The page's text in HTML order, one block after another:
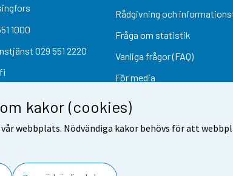
kakor (cookies)
vår webbplats. Nödvändiga kakor behövs för att
1000
029 551 2220
Rådgivning och
Fråga om statistik
Vanliga frågor (FAQ)
För media
Kontaktinformation Respons